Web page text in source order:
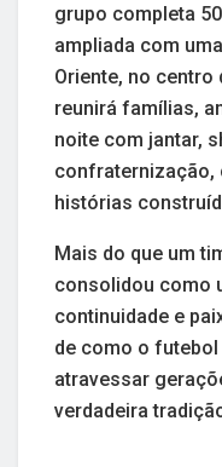
grupo completa
ampliada com
Oriente, no centro
reunirá famílias,
noite com jantar,
confraternização,
histórias
Mais do que um
consolidou como
continuidade e
de como o
atravessar
verdadeira